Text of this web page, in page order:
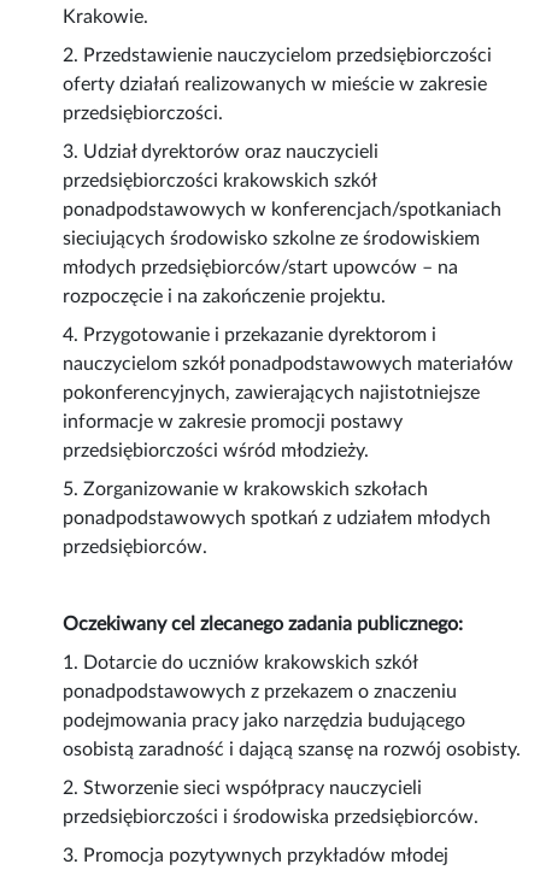
Krakowie.
2. Przedstawienie nauczycielom przedsiębiorczości
oferty działań realizowanych w mieście w zakresie
przedsiębiorczości.
3. Udział dyrektorów oraz nauczycieli
przedsiębiorczości krakowskich szkół
ponadpodstawowych w konferencjach/spotkaniach
sieciujących środowisko szkolne ze środowiskiem
młodych przedsiębiorców/start upowców – na
rozpoczęcie i na zakończenie projektu.
4. Przygotowanie i przekazanie dyrektorom i
nauczycielom szkół ponadpodstawowych materiałów
pokonferencyjnych, zawierających najistotniejsze
informacje w zakresie promocji postawy
przedsiębiorczości wśród młodzieży.
5. Zorganizowanie w krakowskich szkołach
ponadpodstawowych spotkań z udziałem młodych
przedsiębiorców.
Oczekiwany cel zlecanego zadania publicznego:
1. Dotarcie do uczniów krakowskich szkół
ponadpodstawowych z przekazem o znaczeniu
podejmowania pracy jako narzędzia budującego
osobistą zaradność i dającą szansę na rozwój osobisty.
2. Stworzenie sieci współpracy nauczycieli
przedsiębiorczości i środowiska przedsiębiorców.
3. Promocja pozytywnych przykładów młodej